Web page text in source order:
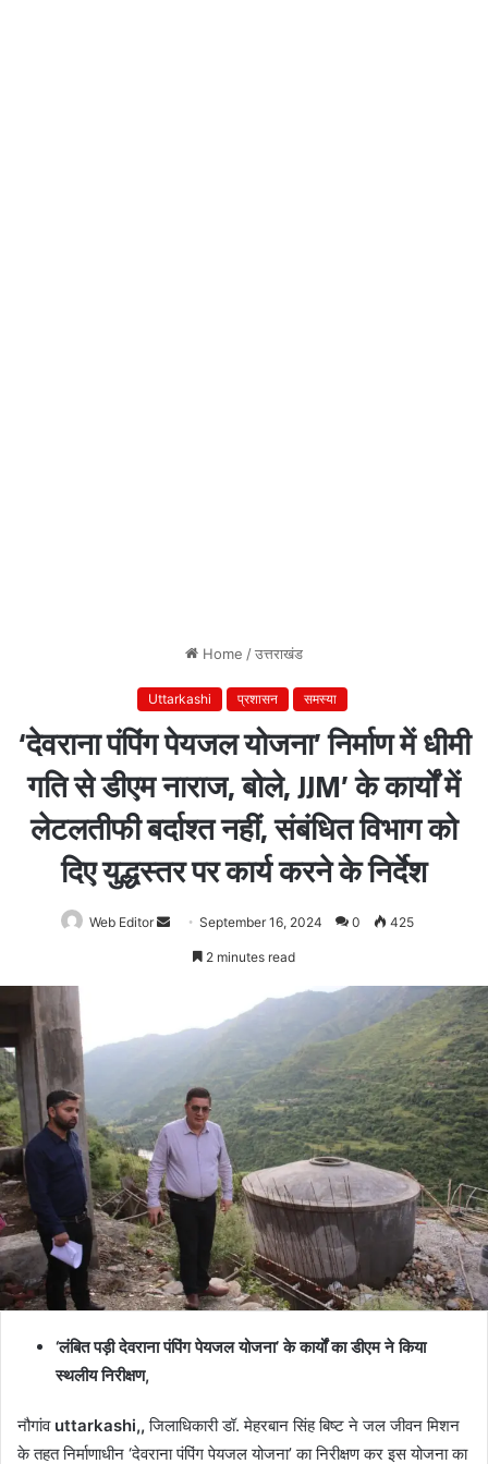
Home /उत्तराखंड
Uttarkashi प्रशासन समस्या
‘देवराना पंपिंग पेयजल योजना’ निर्माण में धीमी
गति से डीएम नाराज, बोले, JJM’ के कार्यों में
लेटलतीफी बर्दाश्त नहीं, संबंधित विभाग को
दिए युद्धस्तर पर कार्य करने के निर्देश
Web Editor
SendSeptember 16, 2024 0 425
2 minutes read
‘लंबित पड़ी देवराना पंपिंग पेयजल योजना’ के कार्यों का डीएम ने किया
स्थलीय निरीक्षण,
नौगांव uttarkashi,, जिलाधिकारी डॉ. मेहरबान सिंह बिष्ट ने जल जीवन मिशन
के तहत निर्माणाधीन ‘देवराना पंपिंग पेयजल योजना’ का निरीक्षण कर इस योजना का